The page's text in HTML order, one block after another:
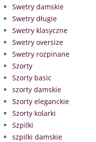
Swetry damskie
Swetry długie
Swetry klasyczne
Swetry oversize
Swetry rozpinane
Szorty
Szorty basic
szorty damskie
Szorty eleganckie
Szorty kolarki
Szpilki
szpilki damskie